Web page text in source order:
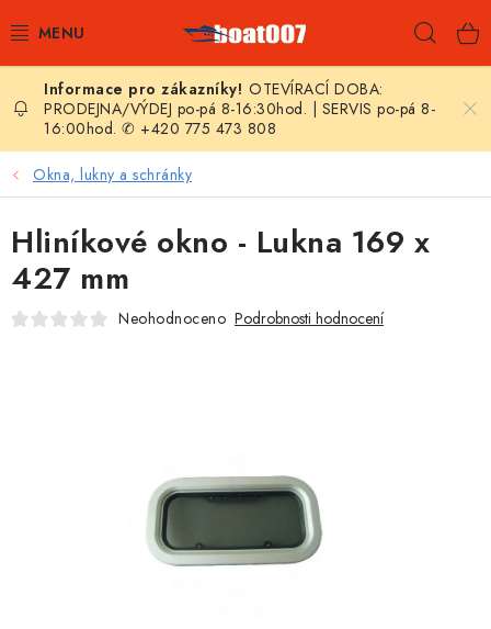
na
E-SHOP
AKČNÍ SLEVY
ZPRAVODAJ
KONTAKTY
MOTOROVÉ ČLUNY
LODNÍ ELEKTROMOTORY
OTEVÍRACÍ DOBA:
PRODEJNA/VÝDEJ po-pá 8-16:30hod. | SERVIS po-pá 8-
16:00hod. ✆ +420 775 473 808
Okna, lukny a schránky
Hliníkové okno - Lukna 169 x
427 mm
Neohodnoceno Podrobnosti hodnocení